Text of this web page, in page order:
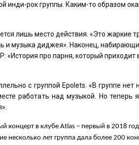
инди-рок группы. Каким-то образом
лишь место действия. «Это жаркие
и музыка диджея». Наконец,
про парня, который приходит
с группой Epolets. «В группе нет
работать над музыкой. Но теперь
концерт в клубеAtlas – первый в 2018
несколько лет группа дала более 200